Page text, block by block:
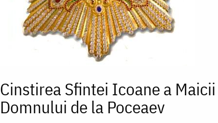
Cinstirea Sfintei Icoane a Maicii
Domnului de la Poceaev